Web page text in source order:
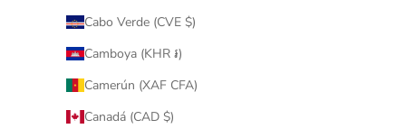
Cabo Verde (CVE $)
Camboya (KHR ៛)
Camerún (XAF CFA)
Canadá (CAD $)